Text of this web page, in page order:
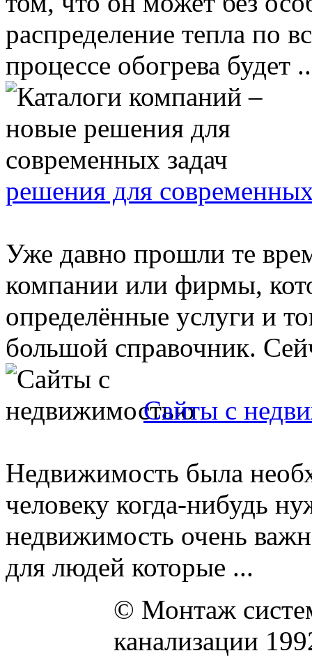
распределение тепла по
процессе обогрева будет
решения для
Уже давно прошли те
компании или фирмы,
определённые услуги и
большой справочник.
Сайты с
Недвижимость была
человеку когда-нибудь
недвижимость очень
для людей которые ...
© Монтаж
канализации